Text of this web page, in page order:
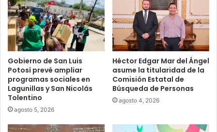
Gobierno de San Luis
Potosí prevé ampliar
programas sociales en
Lagunillas y San Nicolás
Tolentino
agosto 5, 2026
Héctor Edgar Mar del Ángel
asume la titularidad de la
Comisión Estatal de
Búsqueda de Personas
agosto 4, 2026